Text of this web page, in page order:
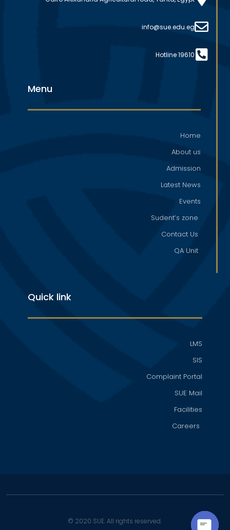
info@sue.edu.eg
Hotline 19610
Menu
Home
About us
Admission
Latest News
Events
Sudent’s zone
Contact Us
QA Unit
Quick link
LMS
SIS
Complaint Portal
SUE Mail
Facilities
Careers
© 2020 SUE. All rights reserved.